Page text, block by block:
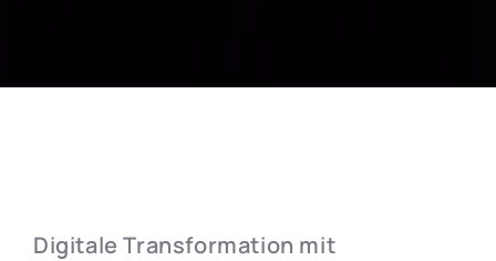
Digitale Transformation mit